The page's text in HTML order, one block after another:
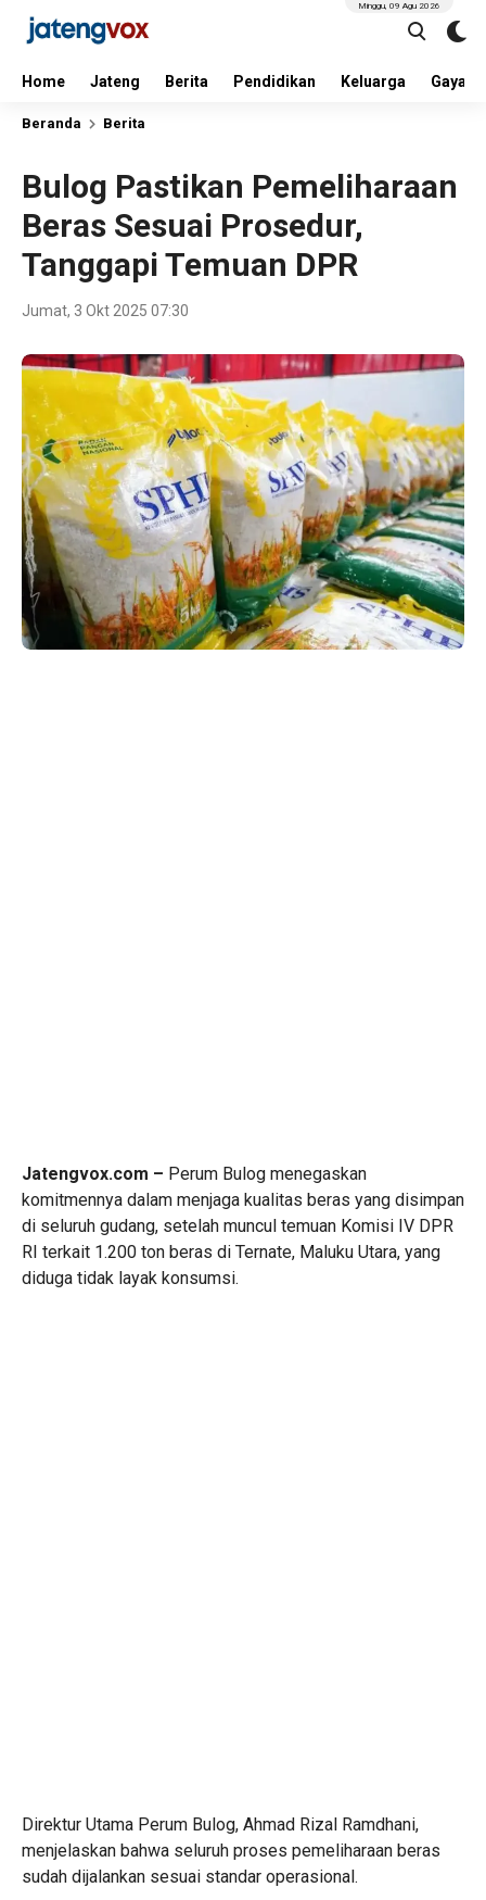
Home Jateng Berita Pendidikan Keluarga Gaya
Minggu, 09 Agu 2026
Beranda Berita
Bulog Pastikan Pemeliharaan
Beras Sesuai Prosedur,
Tanggapi Temuan DPR
Jumat, 3 Okt 2025 07:30
Jatengvox.com – Perum Bulog menegaskan
komitmennya dalam menjaga kualitas beras yang disimpan
di seluruh gudang, setelah muncul temuan Komisi IV DPR
RI terkait 1.200 ton beras di Ternate, Maluku Utara, yang
diduga tidak layak konsumsi.
Direktur Utama Perum Bulog, Ahmad Rizal Ramdhani,
menjelaskan bahwa seluruh proses pemeliharaan beras
sudah dijalankan sesuai standar operasional.